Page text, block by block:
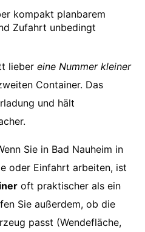
kompakt planbarem
Zufahrt unbedingt
liebereine Nummer kleiner
Container. Das
und hält
Sie in Bad Nauheim in
oder Einfahrt arbeiten, ist
oft praktischer als ein
Sie außerdem, ob die
passt (Wendefläche,